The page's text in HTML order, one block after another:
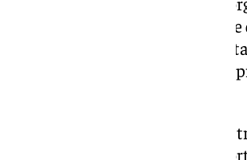
reciente es el de director-
Turismo y del Deporte de la
2023 y desde el que gestiona
Antes de su etapa en la
strategy officer› del club de